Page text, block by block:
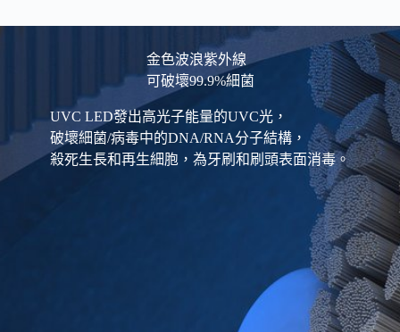
金色波浪紫外線
可破壞99.9%細菌
UVC LED發出高光子能量的UVC光，
破壞細菌/病毒中的DNA/RNA分子結構，
殺死生長和再生細胞，為牙刷和刷頭表面消毒。